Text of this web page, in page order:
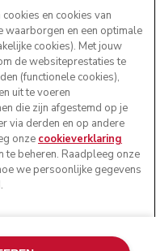
voorbehouden.
en cookies van
waarborgen en een optimale
cookies). Met jouw
de websiteprestaties te
(functionele cookies),
uit te voeren
die zijn afgestemd op je
via derden en op andere
onze cookieverklaring
beheren. Raadpleeg onze
we persoonlijke gegevens